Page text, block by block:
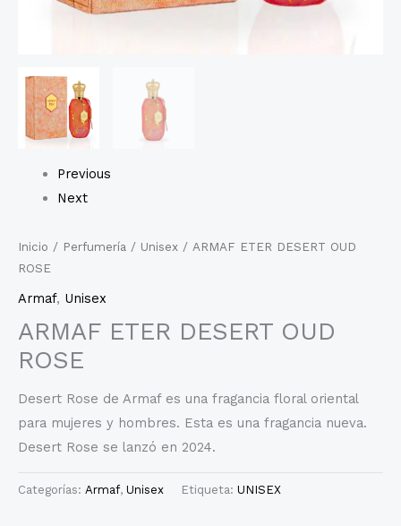
Previous
Next
Inicio / Perfumería / Unisex / ARMAF ETER DESERT OUD
ROSE
Armaf, Unisex
ARMAF ETER DESERT OUD
ROSE
Desert Rose de Armaf es una fragancia floral oriental
para mujeres y hombres. Esta es una fragancia nueva.
Desert Rose se lanzó en 2024.
Categorías: Armaf, Unisex Etiqueta: UNISEX